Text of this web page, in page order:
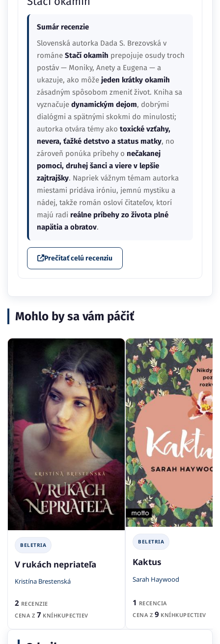
Sumár recenzie
Slovenská autorka Dada S. Brezovská v
románe Stačí okamih prepojuje osudy troch
postáv — Moniky, Anety a Eugena — a
ukazuje, ako môže jeden krátky okamih
zásadným spôsobom zmeniť život. Kniha sa
vyznačuje dynamickým dejom, dobrými
dialógmi a spätnými skokmi do minulosti;
autorka otvára témy ako toxické vzťahy,
nevera, ťažké detstvo a status matky, no
zároveň ponúka príbehy o nečakanej
pomoci, druhej šanci a viere v lepšie
zajtrajšky. Napriek vážnym témam autorka
miestami pridáva iróniu, jemnú mystiku a
nádej, takže román osloví čitateľov, ktorí
majú radi reálne príbehy zo života plné
napätia a obratov.
Prečítať celú recenziu
Mohlo by sa vám páčiť
BELETRIA
V rukách nepriateľa
Kristína Brestenská
2 RECENZIE
CENA Z 7 KNÍHKUPECTIEV
BELETRIA
Kaktus
Sarah Haywood
1 RECENCIA
CENA Z 9 KNÍHKUPECTIEV